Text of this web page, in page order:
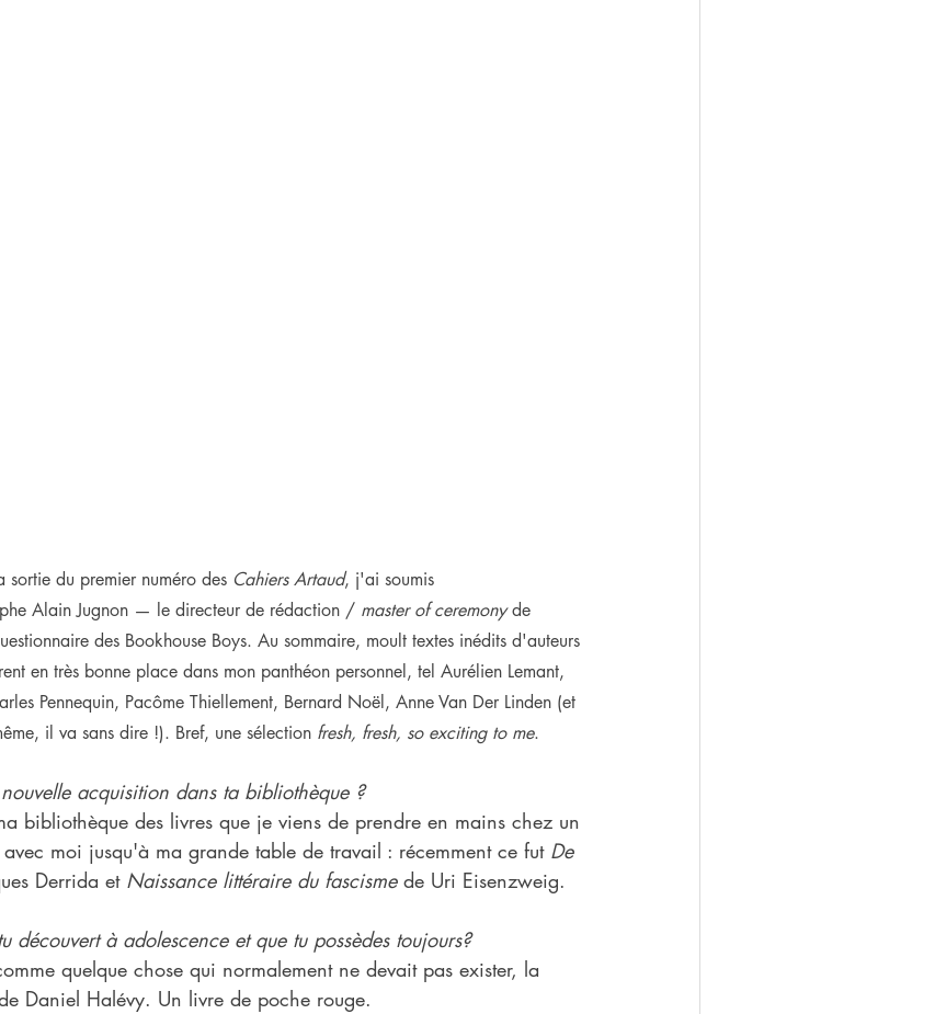
du premier numéro des Cahiers Artaud, j'ai soumis
Alain Jugnon — le directeur de rédaction / master of ceremony de
des Bookhouse Boys. Au sommaire, moult textes inédits d'auteurs
en très bonne place dans mon panthéon personnel, tel Aurélien Lemant,
Pennequin, Pacôme Thiellement, Bernard Noël, Anne Van Der Linden (et
il va sans dire !). Bref, une sélection fresh, fresh, so exciting to me.
acquisition dans ta bibliothèque ?
bibliothèque des livres que je viens de prendre en mains chez un
moi jusqu'à ma grande table de travail : récemment ce fut De
Derrida et Naissance littéraire du fascisme de Uri Eisenzweig.
découvert à adolescence et que tu possèdes toujours?
quelque chose qui normalement ne devait pas exister, la
Daniel Halévy. Un livre de poche rouge.